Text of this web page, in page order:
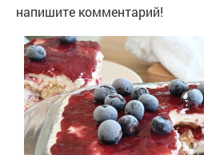
напишите комментарий!